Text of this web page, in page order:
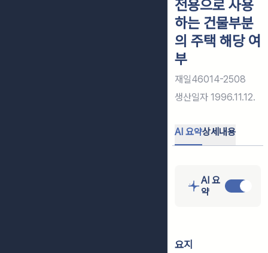
전용으로 사용
하는 건물부분
의 주택 해당 여
부
재일46014-2508
생산일자 1996.11.12.
AI 요약상세내용
AI 요
약
요지